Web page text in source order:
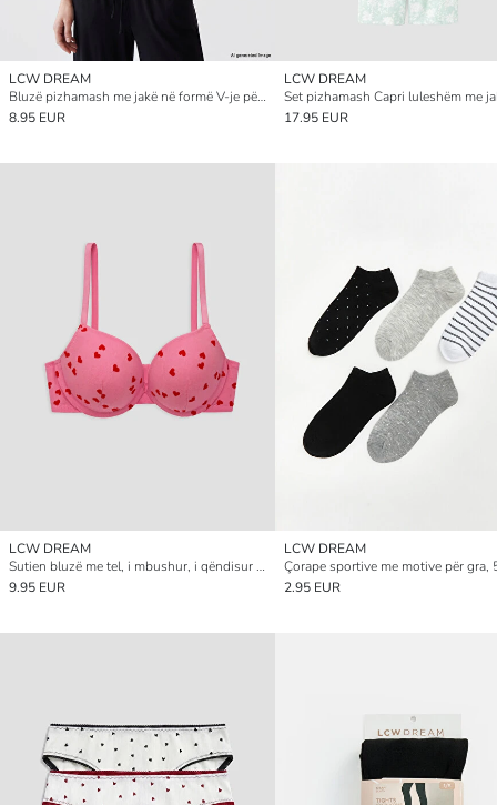
LCW DREAM
Bluzë pizhamash me jakë në formë V-je për gra
8.95 EUR
LCW DREAM
17.95 EUR
LCW DREAM
Sutien bluzë me tel, i mbushur, i qëndisur me zemra për gra
9.95 EUR
LCW DREAM
Çorape sportive me motive për gra,
2.95 EUR